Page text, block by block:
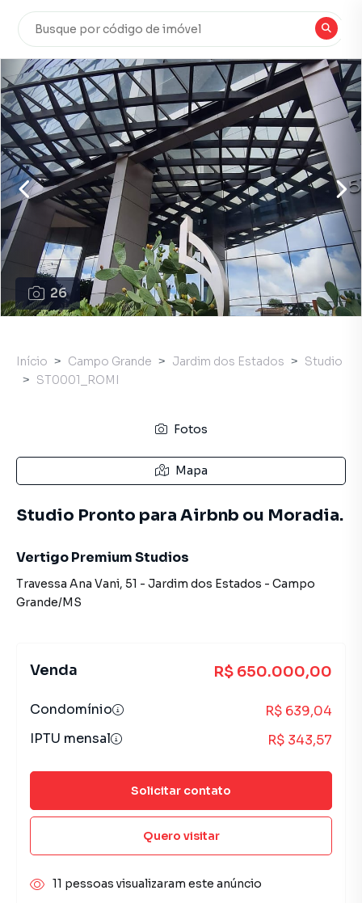
26
Início Campo Grande Jardim dos Estados
Studio
ST0001_ROMI
Fotos
Mapa
Studio Pronto para Airbnb ou Moradia.
Vertigo Premium Studios
Travessa Ana Vani, 51 - Jardim dos Estados - Campo
Grande/MS
Venda R$ 650.000,00
Condomínio
R$ 639,04
IPTU mensal
R$ 343,57
Solicitar contato
Quero visitar
11 pessoas visualizaram este anúncio